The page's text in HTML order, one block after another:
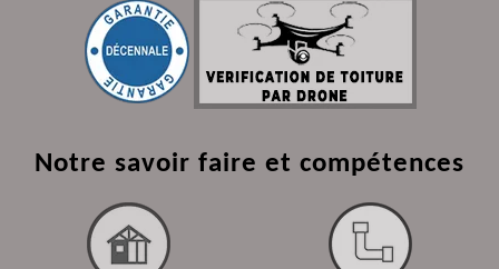
Notre savoir faire et compétences